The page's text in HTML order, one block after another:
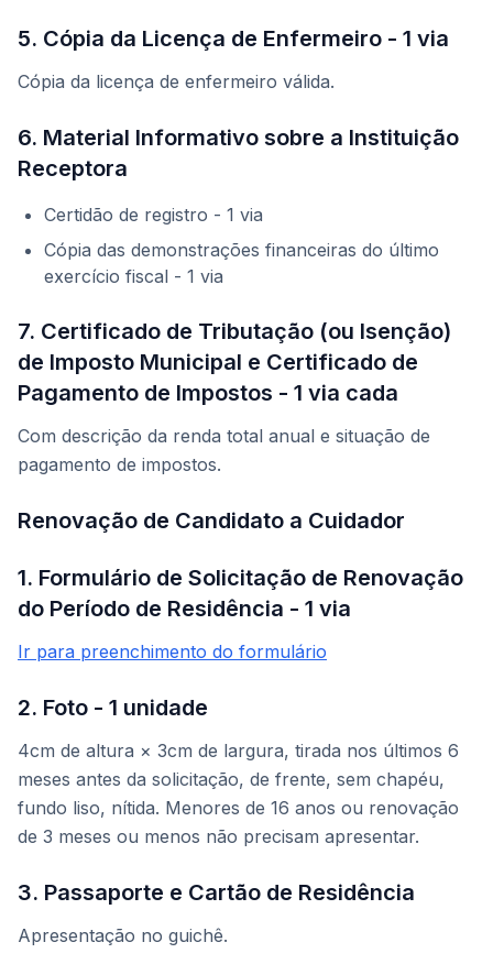
5. Cópia da Licença de Enfermeiro - 1 via
Cópia da licença de enfermeiro válida.
6. Material Informativo sobre a Instituição
Receptora
Certidão de registro - 1 via
Cópia das demonstrações financeiras do último
exercício fiscal - 1 via
7. Certificado de Tributação (ou Isenção)
de Imposto Municipal e Certificado de
Pagamento de Impostos - 1 via cada
Com descrição da renda total anual e situação de
pagamento de impostos.
Renovação de Candidato a Cuidador
1. Formulário de Solicitação de Renovação
do Período de Residência - 1 via
Ir para preenchimento do formulário
2. Foto - 1 unidade
4cm de altura × 3cm de largura, tirada nos últimos 6
meses antes da solicitação, de frente, sem chapéu,
fundo liso, nítida. Menores de 16 anos ou renovação
de 3 meses ou menos não precisam apresentar.
3. Passaporte e Cartão de Residência
Apresentação no guichê.